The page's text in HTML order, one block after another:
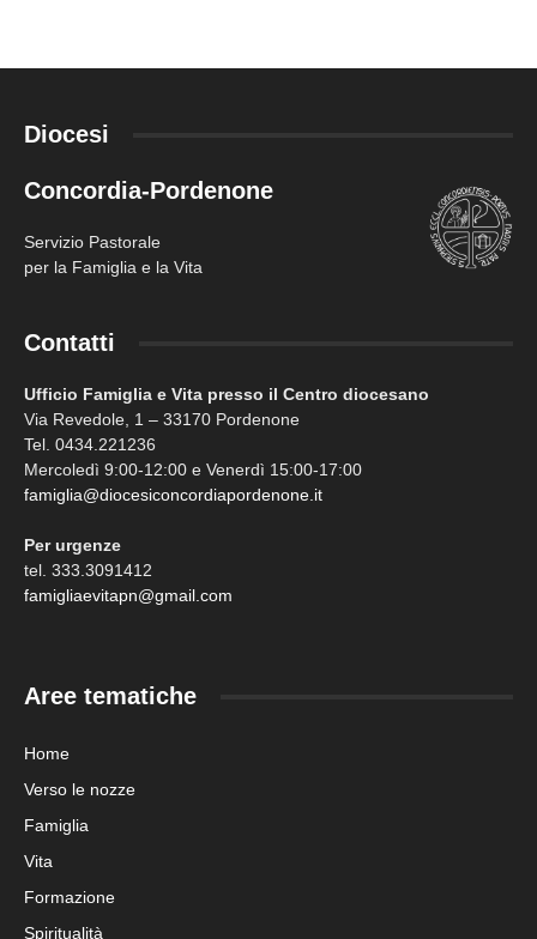
Diocesi
Concordia-Pordenone
Servizio Pastorale
per la Famiglia e la Vita
Contatti
Ufficio Famiglia e Vita presso il Centro diocesano
Via Revedole, 1 – 33170 Pordenone
Tel. 0434.221236
Mercoledì 9:00-12:00 e Venerdì 15:00-17:00
famiglia@diocesiconcordiapordenone.it
Per urgenze
tel. 333.3091412
famigliaevitapn@gmail.com
Aree tematiche
Home
Verso le nozze
Famiglia
Vita
Formazione
Spiritualità